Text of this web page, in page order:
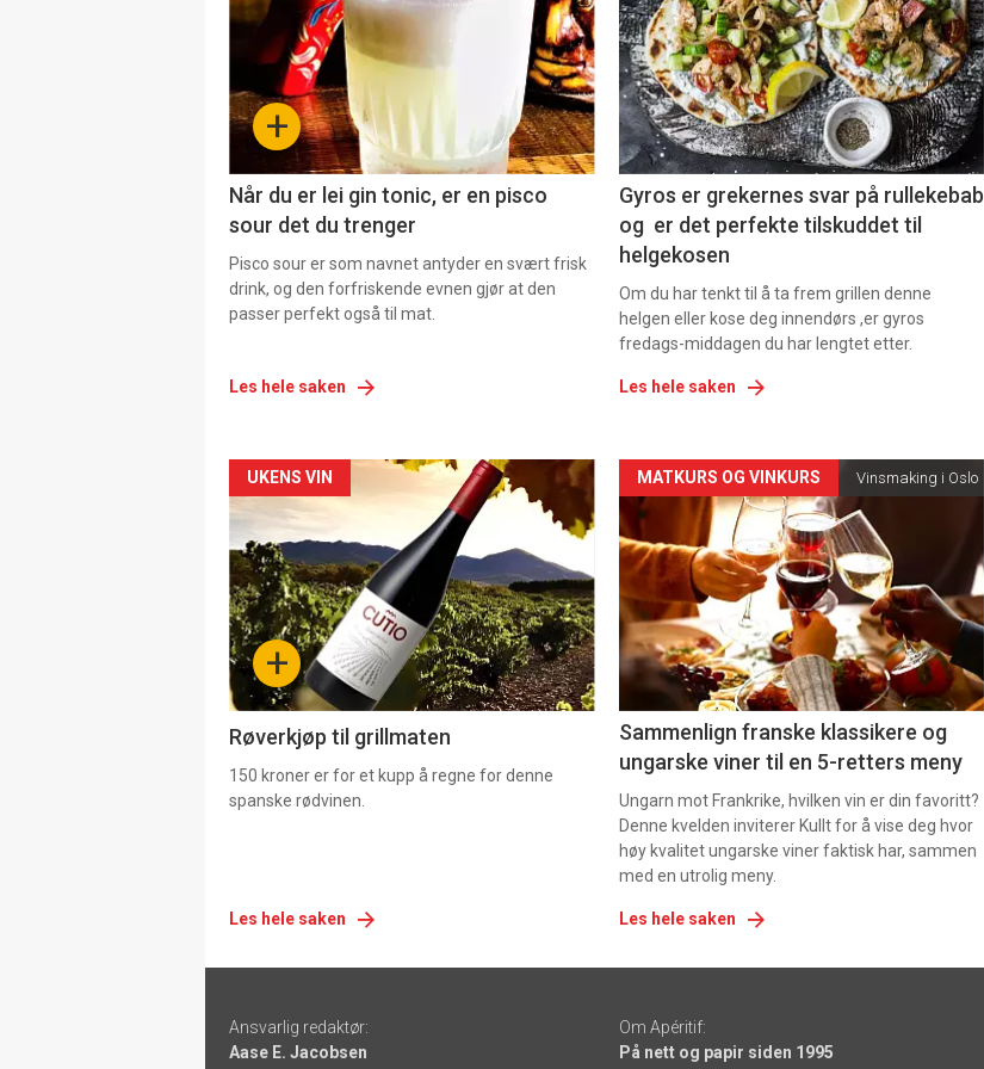
+
Når du er lei gin tonic, er en pisco
sour det du trenger
Pisco sour er som navnet antyder en svært frisk
drink, og den forfriskende evnen gjør at den
passer perfekt også til mat.
Les hele saken
nå
-
2
Gyros er grekernes svar på rullekebab
og er det perfekte tilskuddet til
helgekosen
Om du har tenkt til å ta frem grillen denne
helgen eller kose deg innendørs ,er gyros
fredags-middagen du har lengtet etter.
Les hele saken
Forsiden
akkurat
nå
-
4 +
UKENS VIN
Røverkjøp til grillmaten
150 kroner er for et kupp å regne for denne
spanske rødvinen.
Les hele saken
Forsiden
akkurat
nå
-
5
MATKURS OG VINKURS Vinsmaking i Oslo
Sammenlign franske klassikere og
ungarske viner til en 5-retters meny
Ungarn mot Frankrike, hvilken vin er din favoritt?
Denne kvelden inviterer Kullt for å vise deg hvor
høy kvalitet ungarske viner faktisk har, sammen
med en utrolig meny.
Les hele saken
-
Ansvarlig redaktør:
Aase E. Jacobsen
Om Apéritif:
På nett og papir siden 1995